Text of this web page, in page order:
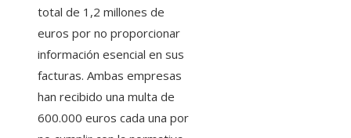
total de 1,2 millones de
euros por no proporcionar
información esencial en sus
facturas. Ambas empresas
han recibido una multa de
600.000 euros cada una por